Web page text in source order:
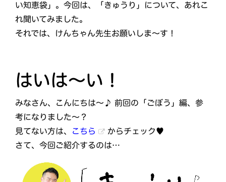
い知恵袋」。今回は、「きゅうり」について、あれこ
れ聞いてみました。
それでは、けんちゃん先生お願いしま～す！
はいは～い！
みなさん、こんにちは～♪ 前回の「ごぼう」編、参
考になりました～？
見てない方は、 こちら からチェック♥
さて、今回ご紹介するのは…